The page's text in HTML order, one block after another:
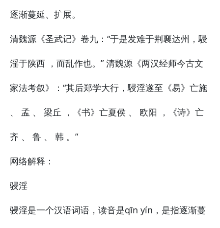
逐渐蔓延、扩展。
清魏源《圣武记》卷九：“于是发难于荆襄达州，駸
淫于陕西 ，而乱作也。” 清魏源《两汉经师今古文
家法考叙》：“其后郑学大行，駸淫遂至《易》亡施
、 孟 、 梁丘 ，《书》亡夏侯 、 欧阳 ，《诗》亡
齐 、 鲁 、 韩 。”
网络解释：
骎淫
骎淫是一个汉语词语，读音是qīn yín，是指逐渐蔓